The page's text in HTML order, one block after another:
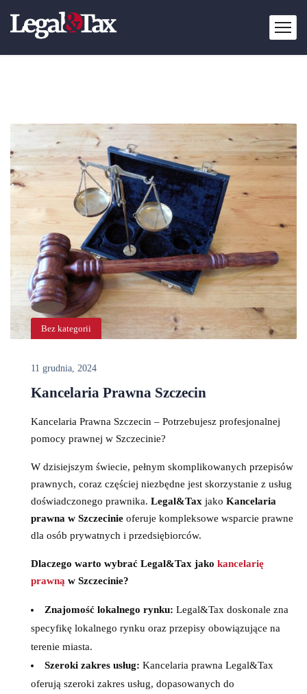
Bez kategorii
11 grudnia, 2024
Kancelaria Prawna Szczecin
Kancelaria Prawna Szczecin – Potrzebujesz profesjonalnej
pomocy prawnej w Szczecinie?
W dzisiejszym świecie, pełnym skomplikowanych przepisów
prawnych, coraz częściej niezbędne jest skorzystanie z usług
doświadczonego prawnika. Legal&Tax jako Kancelaria
prawna w Szczecinie oferuje kompleksowe wsparcie prawne
dla osób prywatnych i przedsiębiorców.
Dlaczego warto wybrać Legal&Tax jako kancelarię
prawną w Szczecinie?
Znajomość lokalnego rynku: Legal&Tax doskonale zna
specyfikę lokalnego rynku oraz przepisy obowiązujące na
terenie miasta.
Szeroki zakres usług: Kancelaria prawna Legal&Tax
oferują szeroki zakres usług, dopasowanych do